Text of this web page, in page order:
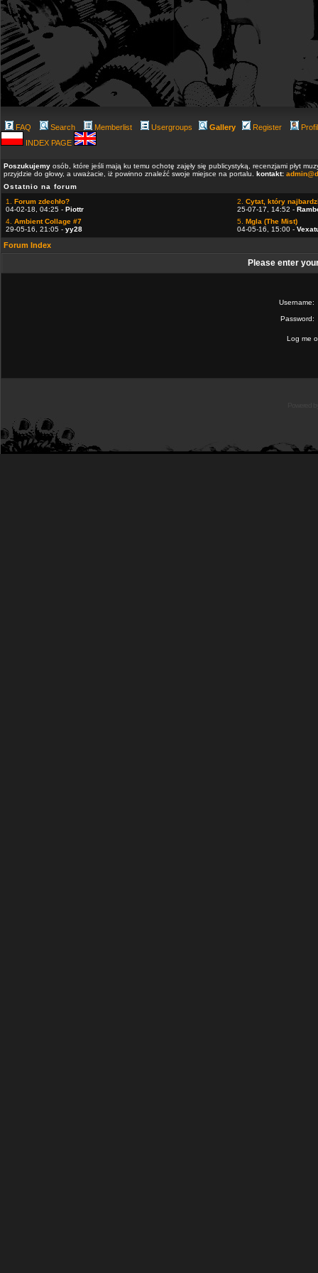
FAQ Search Memberlist Usergroups Gallery Register
INDEX PAGE
Poszukujemy osób, które jeśli mają ku temu ochotę zajęły się publicystyką, recenzjami płyt
przyjdzie do głowy, a uważacie, iż powinno znaleźć swoje miejsce na portalu. kontakt:
Ostatnio na forum
1. Forum zdechło?
04-02-18, 04:25 - Piottr
2. Cytat, który
25-07-17, 14:52 -
4. Ambient Collage #7
29-05-16, 21:05 - yy28
5. Mgla (The Mist)
04-05-16, 15:00 -
Forum Index
Please enter
Username:
Password:
Log me